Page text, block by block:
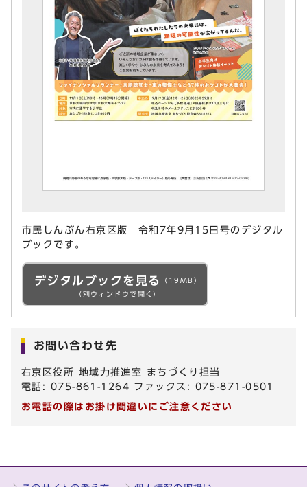
市民しんぶん右京区版 令和7年9月15日号のデジタル
ブックです。
デジタルブックを見る
（19MB）
（別ウィンドウで開く）
お問い合わせ先
右京区役所 地域力推進室 まちづくり担当
電話: 075-861-1264 ファックス: 075-871-0501
お電話の際はお掛け間違いにご注意ください